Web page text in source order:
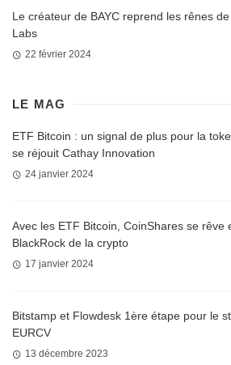
Le créateur de BAYC reprend les rênes
Labs
22 février 2024
LE MAG
ETF Bitcoin : un signal de plus pour la
se réjouit Cathay Innovation
24 janvier 2024
Avec les ETF Bitcoin, CoinShares se rêve
BlackRock de la crypto
17 janvier 2024
Bitstamp et Flowdesk 1ère étape pour le
EURCV
13 décembre 2023